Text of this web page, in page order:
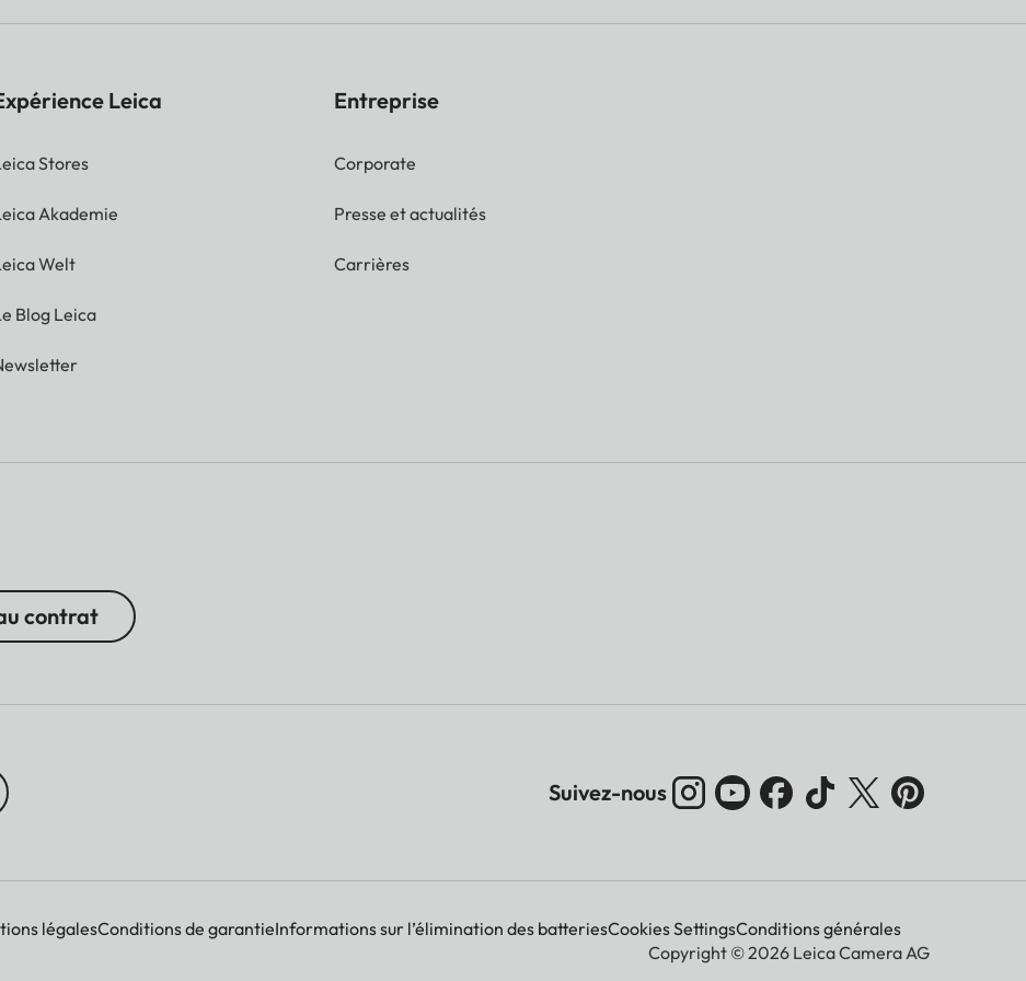
Leica
Stores
Akademie
Welt
Blog Leica
Entreprise
Corporate
Presse et actualités
Carrières
contrat
Suivez-nous
légalesConditions de garantieInformations sur l’élimination des batteriesCookies SettingsConditions générales
Copyright © 2026 Leica Camera AG